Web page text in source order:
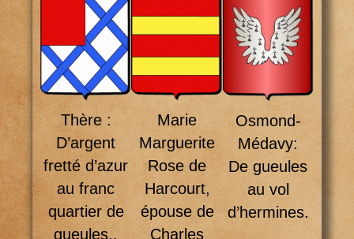
Thère :
D’argent
fretté d’azur
au franc
quartier de
gueules..
Marie
Marguerite
Rose de
Harcourt,
épouse de
Charles
Osmond-
Médavy:
De gueules
au vol
d’hermines.